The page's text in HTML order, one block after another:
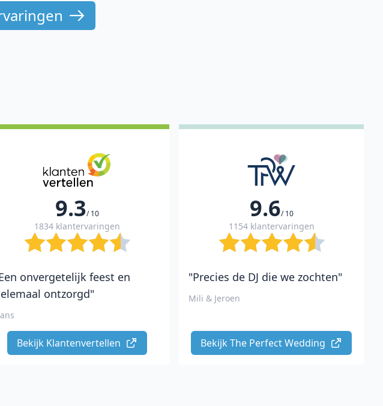
9.3/ 10
1834 klantervaringen
onvergetelijk feest en
ontzorgd"
Bekijk Klantenvertellen
9.6/ 10
1154 klantervaringen
"Precies de DJ die we zochten"
Mili & Jeroen
Bekijk The Perfect Wedding